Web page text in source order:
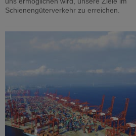
Schienengüterverkehr zu erreichen.